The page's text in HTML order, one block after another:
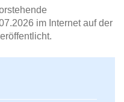
im Internet auf der